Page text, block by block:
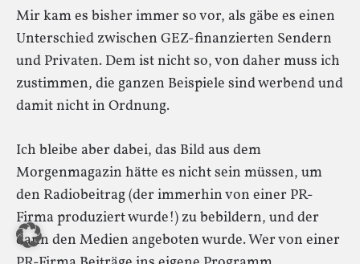
Mir kam es bisher immer so vor, als gäbe es einen
Unterschied zwischen GEZ-finanzierten Sendern
und Privaten. Dem ist nicht so, von daher muss ich
zustimmen, die ganzen Beispiele sind werbend und
damit nicht in Ordnung.
Ich bleibe aber dabei, das Bild aus dem
Morgenmagazin hätte es nicht sein müssen, um
den Radiobeitrag (der immerhin von einer PR-
Firma produziert wurde!) zu bebildern, und der
dann den Medien angeboten wurde. Wer von einer